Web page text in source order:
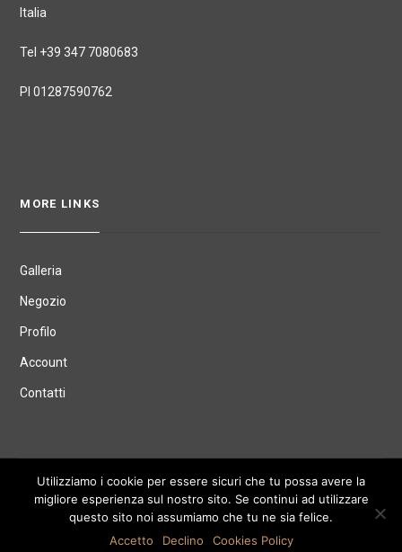
Italia
Tel +39 347 7080683
PI 01287590762
MORE LINKS
Galleria
Negozio
Profilo
Account
Contatti
© mtquinto - Privacy Policy
Utilizziamo i cookie per essere sicuri che tu possa avere la
migliore esperienza sul nostro sito. Se continui ad utilizzare
questo sito noi assumiamo che tu ne sia felice.
Accetto
Declino Cookies Policy